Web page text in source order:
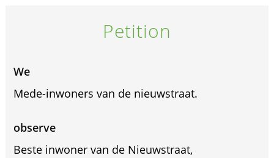
Petition
We
Mede-inwoners van de nieuwstraat.
observe
Beste inwoner van de Nieuwstraat,